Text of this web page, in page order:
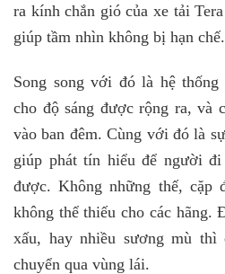
ra kính chắn gió của xe tải
giúp tầm nhìn không bị hạn chế.
Song song với đó là hệ thống
cho độ sáng được rộng ra, và
vào ban đêm. Cùng với đó là
giúp phát tín hiểu để người
được. Không những thế, cặp
không thể thiếu cho các hãng.
xấu, hay nhiều sương mù thì
chuyển qua vùng lái.